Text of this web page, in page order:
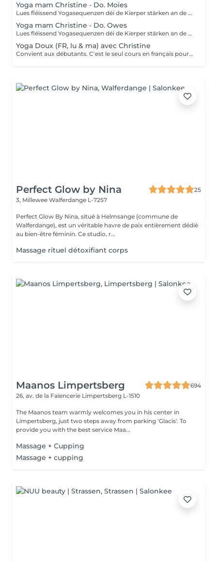
Yoga mam Christine - Do. Moies
Lues fléissend Yogasequenzen déi de Kierper stärken an de Geescht entspanen. Fir Leit mat Yogaerfahrung an Ufänger.
Yoga mam Christine - Do. Owes
Lues fléissend Yogasequenzen déi de Kierper stärken an de Geescht entspanen. Fir Leit mat Yogaerfahrung an Ufänger.
Yoga Doux (FR, lu & ma) avec Christine
Convient aux débutants. C'est le seul cours en français pour le moment. Ce cours est composé d'exercices de mobilisation et de respiration, de postures de yoga simples et douces pour les articulations, les mouvements sont effectués lentement. Nous utilisons des briques, des coussins ou des chaises pour rendre certaines postures plus accessibles.
Perfect Glow by Nina
25
3, Millewee Walferdange L-7257
Perfect Glow By Nina, situé à Helmsange (commune de
Walferdange), est un véritable havre de paix entièrement dédié
au bien-être féminin. Ce studio, r...
Massage rituel détoxifiant corps
Maanos Limpertsberg
694
26, av. de la Faïencerie Limpertsberg L-1510
The Maanos team warmly welcomes you in his center in
Limpertsberg, just two steps away from parking 'Glacis'. To
provide you with the best service Maa...
Massage + Cupping
Massage + cupping